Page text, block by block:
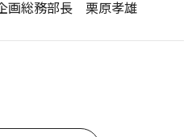
画総務部長 栗原孝雄